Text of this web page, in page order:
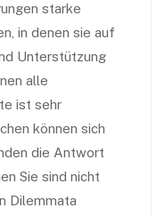
starke
in denen sie auf
Unterstützung
alle
ist sehr
können sich
die Antwort
Sie sind nicht
Dilemmata